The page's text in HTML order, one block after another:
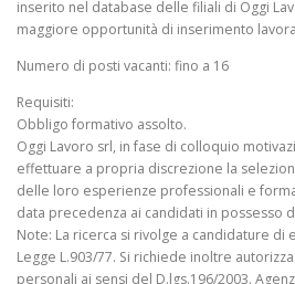
inserito nel database delle filiali di Oggi
maggiore opportunità di inserimento
Numero di posti vacanti: fino a 16
Requisiti:
Obbligo formativo assolto.
Oggi Lavoro srl, in fase di colloquio
effettuare a propria discrezione la
delle loro esperienze professionali e
data precedenza ai candidati in possesso
Note: La ricerca si rivolge a candidature di
Legge L.903/77. Si richiede inoltre
personali ai sensi del D.lgs.196/2003.